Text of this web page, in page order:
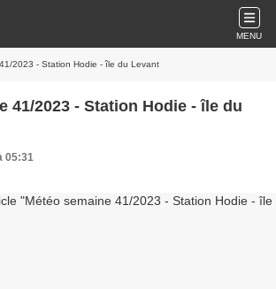
MENU
2023 - Station Hodie - île du Levant
Hodie - île du
05:31